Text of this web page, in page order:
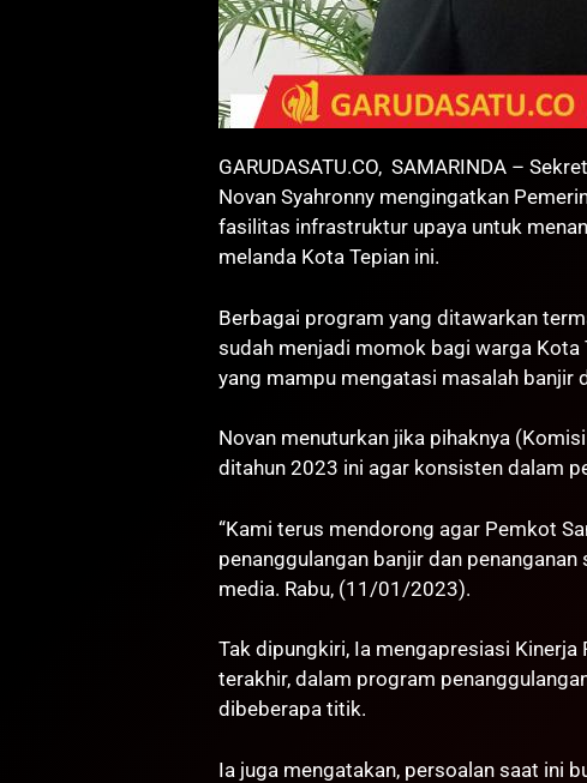
GARUDASATU.CO, SAMARINDA –
Novan Syahronny mengingatkan
fasilitas infrastruktur upaya untuk
melanda Kota Tepian ini.
Berbagai program yang ditawarkan
sudah menjadi momok bagi warga
yang mampu mengatasi masalah banjir
Novan menuturkan jika pihaknya
ditahun 2023 ini agar konsisten dalam
“Kami terus mendorong agar Pemkot
penanggulangan banjir dan
media. Rabu, (11/01/2023).
Tak dipungkiri, Ia mengapresiasi
terakhir, dalam program
dibeberapa titik.
Ia juga mengatakan, persoalan saat ini